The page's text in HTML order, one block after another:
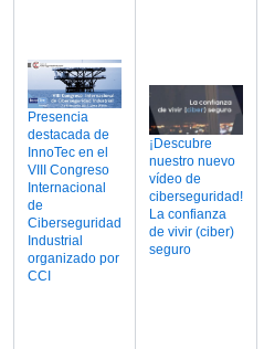
Presencia
destacada de
InnoTec en el
VIII Congreso
Internacional
de
Ciberseguridad
Industrial
organizado por
CCI
¡Descubre
nuestro nuevo
vídeo de
ciberseguridad!
La confianza
de vivir (ciber)
seguro